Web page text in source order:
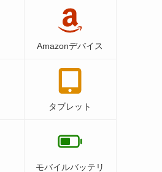
Amazonデバイス
タブレット
モバイルバッテリ